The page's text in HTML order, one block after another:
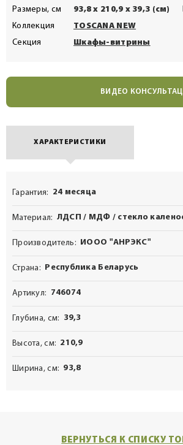
Размеры, см 93,8 x 210,9 x 39,3 (см)
Коллекция
TOSCANA NEW
Секция
Шкафы-витрины
ВИДЕО
ХАРАКТЕРИСТИКИ
Гарантия 24 месяца
Материал ЛДСП / МДФ / стекло
Производитель ИООО "АНРЭКС"
Страна Республика Беларусь
Артикул 746074
Глубина, см 39,3
Высота, см 210,9
Ширина, см 93,8
ВЕРНУТЬСЯ К СПИСКУ